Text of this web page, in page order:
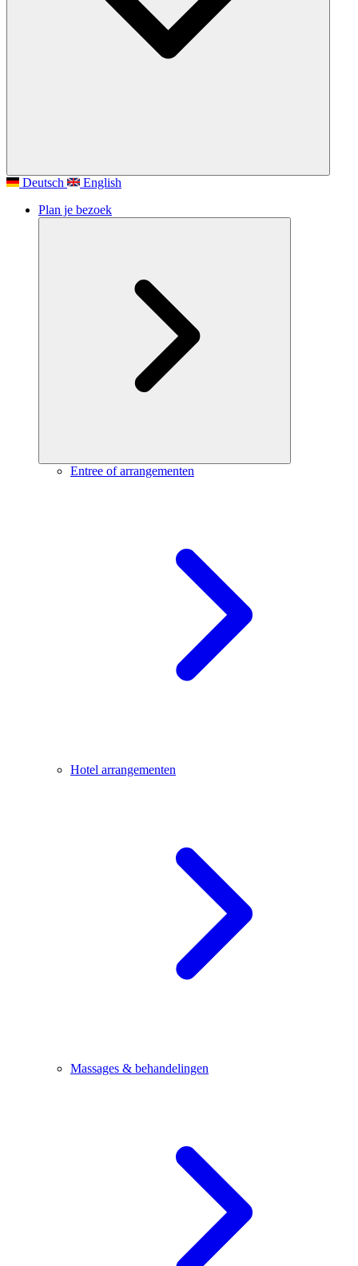
Deutsch
English
Plan je bezoek
Entree of arrangementen
Hotel arrangementen
Massages & behandelingen